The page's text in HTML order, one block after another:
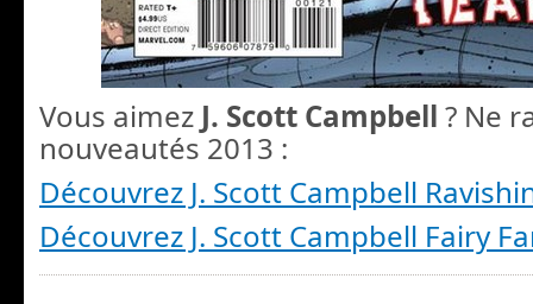
Vous aimez J. Scott Campbell ? Ne
nouveautés 2013 :
Découvrez J. Scott Campbell
Découvrez J. Scott Campbell Fairy